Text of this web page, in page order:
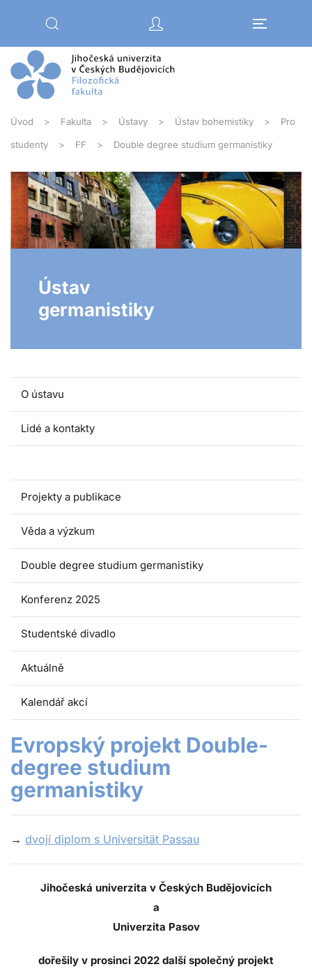
Úvod Fakulta Ústavy Ústav bohemistiky Pro
studenty FF Double degree studium germanistiky
Ústav
germanistiky
O ústavu
Lidé a kontakty
Projekty a publikace
Věda a výzkum
Double degree studium germanistiky
Konferenz 2025
Studentské divadlo
Aktuálně
Kalendář akcí
Evropský projekt Double-
degree studium
germanistiky
→ dvojí diplom s Universität Passau
Jihočeská univerzita v Českých Budějovicích
a
Univerzita Pasov
dořešily v prosinci 2022 další společný projekt